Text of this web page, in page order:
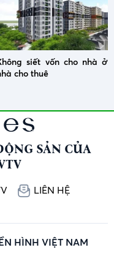
siết vốn cho nhà ở
cho thuê
SẢN CỦA
LIÊN HỆ
HÌNH VIỆT NAM